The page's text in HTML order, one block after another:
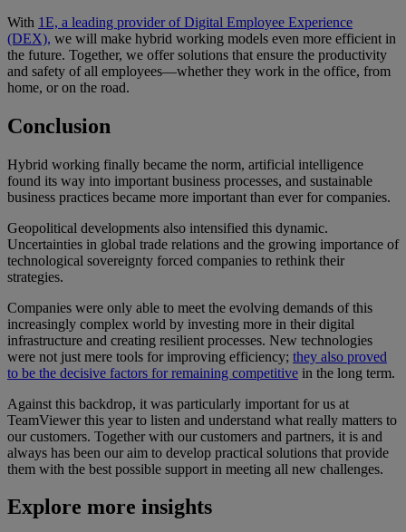
With 1E, a leading provider of Digital Employee Experience
(DEX), we will make hybrid working models even more efficient in
the future. Together, we offer solutions that ensure the productivity
and safety of all employees—whether they work in the office, from
home, or on the road.
Conclusion
Hybrid working finally became the norm, artificial intelligence
found its way into important business processes, and sustainable
business practices became more important than ever for companies.
Geopolitical developments also intensified this dynamic.
Uncertainties in global trade relations and the growing importance of
technological sovereignty forced companies to rethink their
strategies.
Companies were only able to meet the evolving demands of this
increasingly complex world by investing more in their digital
infrastructure and creating resilient processes. New technologies
were not just mere tools for improving efficiency; they also proved
to be the decisive factors for remaining competitive in the long term.
Against this backdrop, it was particularly important for us at
TeamViewer this year to listen and understand what really matters to
our customers. Together with our customers and partners, it is and
always has been our aim to develop practical solutions that provide
them with the best possible support in meeting all new challenges.
Explore more insights